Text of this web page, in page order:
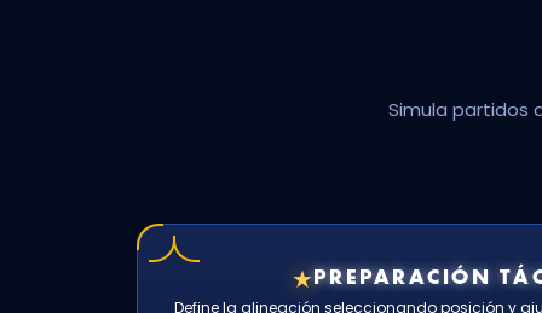
Simula partidos
★ PREPARACIÓN
Define la alineación seleccionando posición y